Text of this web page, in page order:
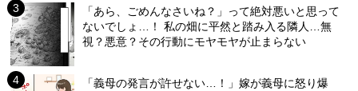
「あら、ごめんなさいね？」って絶対悪いと思って
ないでしょ…！ 私の畑に平然と踏み入る隣人…無
視？悪意？その行動にモヤモヤが止まらない
「義母の発言が許せない…！」嫁が義母に怒り爆